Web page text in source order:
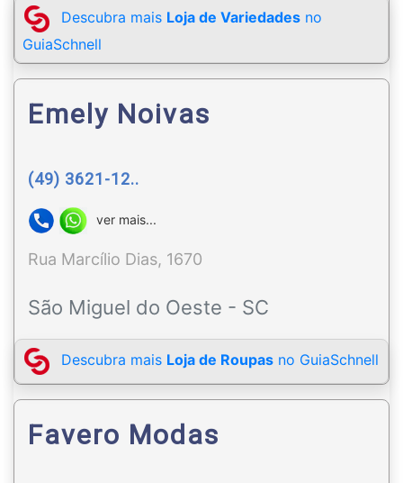
Descubra mais Loja de Variedades no
GuiaSchnell
Emely Noivas
(49) 3621-12..
ver mais...
Rua Marcílio Dias, 1670
São Miguel do Oeste - SC
Descubra mais Loja de Roupas no GuiaSchnell
Favero Modas